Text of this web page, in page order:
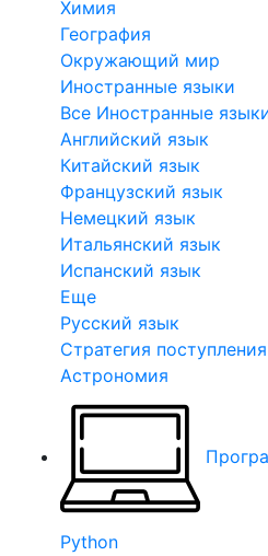
Химия
География
Окружающий мир
Иностранные языки
Все Иностранные
Английский язык
Китайский язык
Французский язык
Немецкий язык
Итальянский язык
Испанский язык
Еще
Русский язык
Стратегия поступления
Астрономия
Python